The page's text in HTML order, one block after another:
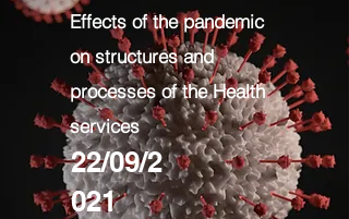
Effects of the pandemic
on structures and
processes of the Health
services
22/09/2
021